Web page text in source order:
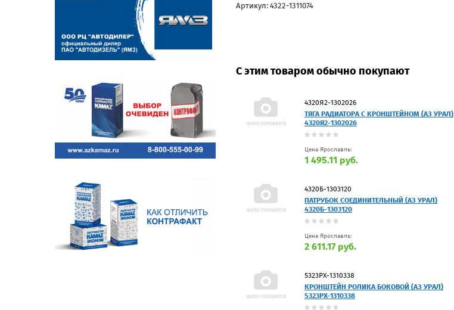
Артикул: 4322-1311074
С этим товаром обычно покупают
4320Я2-1302026
ТЯГА РАДИАТОРА С КРОНШТЕЙНОМ (АЗ УРАЛ)
4320Я2-1302026
Цена Ярославль:
1 495.11 руб.
4320Б-1303120
ПАТРУБОК СОЕДИНИТЕЛЬНЫЙ (АЗ УРАЛ)
4320Б-1303120
Цена Ярославль:
2 611.17 руб.
5323РХ-1310338
КРОHШТЕЙH РОЛИКА БОКОВОЙ (АЗ УРАЛ)
5323РХ-1310338